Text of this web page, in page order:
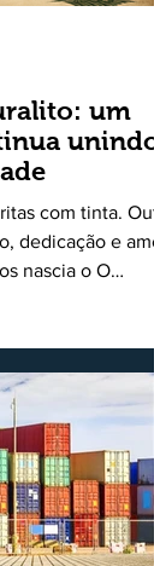
um
unindo
com tinta.
dedicação e
nascia o O
às pessoas que
pelos
Muito mais
de notícias,
Essa missão